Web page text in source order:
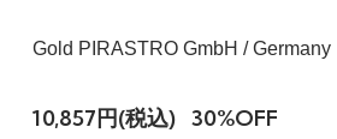
Gold PIRASTRO GmbH / Germany
10,857円(税込) 30%OFF